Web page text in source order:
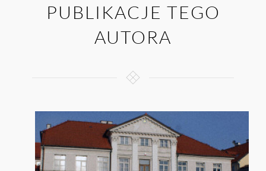
PUBLIKACJE TEGO
AUTORA